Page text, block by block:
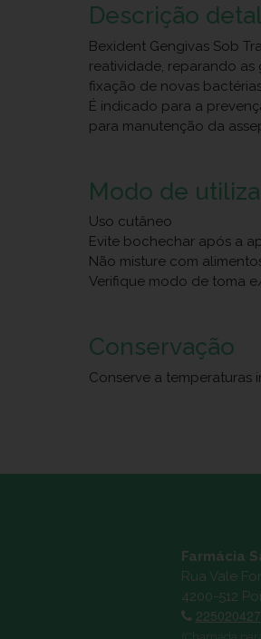
Descrição
Bexident Gengivas Sob
reatividade, reparando
fixação de novas
É indicado para a
para manutenção da
Modo de
Uso cutâneo
Evite bochechar após a
Não misture com
Verifique modo de toma
Conservação
Conserve a temperaturas
Farmácia
Rua Vale
4200-512
225020427